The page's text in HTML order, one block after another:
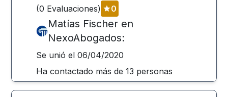
(0 Evaluaciones) 0
Matías Fischer en
NexoAbogados:
Se unió el 06/04/2020
Ha contactado más de13 personas